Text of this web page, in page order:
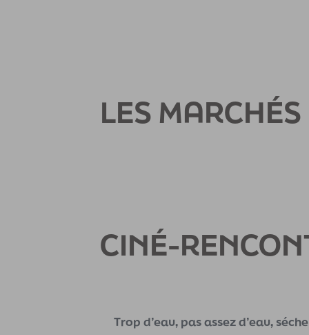
LES MARCHÉS
CINÉ-
Trop d’eau, pas assez d’eau,